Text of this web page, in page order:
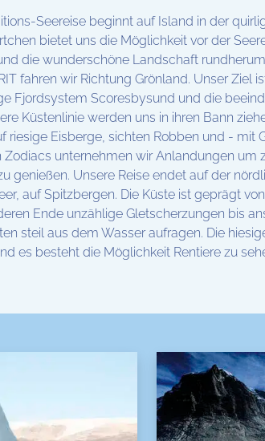
Seereise beginnt auf Island in der
bietet uns die Möglichkeit vor der
die wunderschöne Landschaft
fahren wir Richtung Grönland. Unser Ziel
Fjordsystem Scoresbysund und die
Küstenlinie werden uns in ihren Bann
riesige Eisberge, sichten Robben und - mit
Zodiacs unternehmen wir Anlandungen um
genießen. Unsere Reise endet auf der
auf Spitzbergen. Die Küste ist geprägt
Ende unzählige Gletscherzungen bis
steil aus dem Wasser aufragen. Die
es besteht die Möglichkeit Rentiere zu